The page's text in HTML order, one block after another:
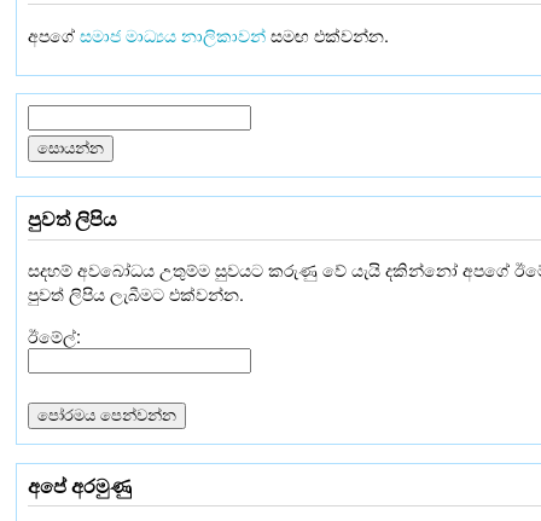
අපගේසමාජ මාධ්‍යය නාලිකාවන්සමඟ එක්වන්න.
පුවත් ලිපිය
සදහම් අවබෝධය උතුම්ම සුවයට කරුණු වේ යැයි දකින්නෝ අපගේ
පුවත් ලිපිය ලැබීමට එක්වන්න.
ඊමේල්:
අපේ අරමුණු